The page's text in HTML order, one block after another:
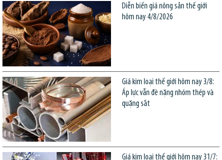
Diễn biến giá nông sản thế giới
hôm nay 4/8/2026
Giá kim loại thế giới hôm nay 3/8:
Áp lực vẫn đè nặng nhóm thép và
quặng sắt
Giá kim loại thế giới hôm nay 31/7: